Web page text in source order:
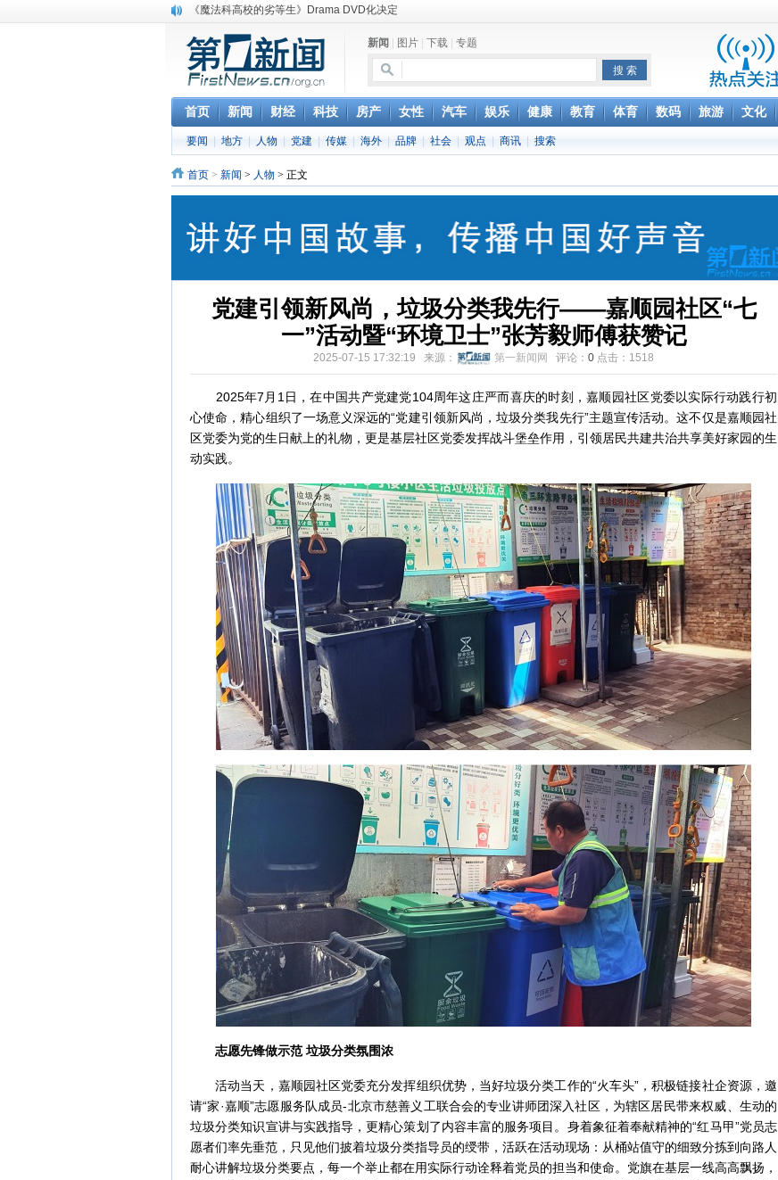
《魔法科高校的劣等生》Drama DVD化决定
消息称刘强东要求京东商城明年扭亏为盈
保健品也能吃出一身病? 康宝莱员工自揭多项家丑
煤价"跳水"电企利润"蹦高" 电煤联动亟待完善
苹果公司自建太阳能电厂为数据中心供电
吃饭、睡觉、黑人人？
网络电商和传统出版商的角逐：亚马逊停止接受Hachette所有图书订单
英国小猫因长得像希特勒遭袭 被扔垃圾左眼致盲
《中二病也想谈恋爱》女主角特报预告公开
新闻 图片 下载 专题
首页 新闻 财经 科技 房产 女性 汽车 娱乐 健康 教育 体育 数码 旅游 文化
要闻 地方 人物 党建 传媒 海外 品牌 社会 观点 商讯 搜索
首页 > 新闻 > 人物 > 正文
党建引领新风尚，垃圾分类我先行——嘉顺园社区“七
一”活动暨“环境卫士”张芳毅师傅获赞记
2025-07-15 17:32:19 来源： 第一新闻网 评论：0 点击： 1518
2025年7月1日，在中国共产党建党104周年这庄严而喜庆的时刻，嘉顺园社区党委以实际行动践行初
心使命，精心组织了一场意义深远的“党建引领新风尚，垃圾分类我先行”主题宣传活动。这不仅是嘉顺园社
区党委为党的生日献上的礼物，更是基层社区党委发挥战斗堡垒作用，引领居民共建共治共享美好家园的生
动实践。
志愿先锋做示范 垃圾分类氛围浓
活动当天，嘉顺园社区党委充分发挥组织优势，当好垃圾分类工作的“火车头”，积极链接社企资源，邀
请“家·嘉顺”志愿服务队成员-北京市慈善义工联合会的专业讲师团深入社区，为辖区居民带来权威、生动的
垃圾分类知识宣讲与实践指导，更精心策划了内容丰富的服务项目。身着象征着奉献精神的“红马甲”党员志
愿者们率先垂范，只见他们披着垃圾分类指导员的绶带，活跃在活动现场：从桶站值守的细致分拣到向路人
耐心讲解垃圾分类要点，每一个举止都在用实际行动诠释着党员的担当和使命。党旗在基层一线高高飘扬，